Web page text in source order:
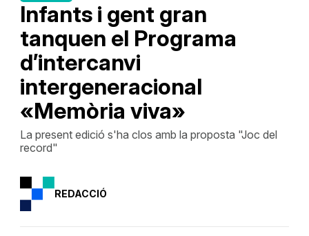
Infants i gent gran
tanquen el Programa
d’intercanvi
intergeneracional
«Memòria viva»
La present edició s'ha clos amb la proposta "Joc del
record"
REDACCIÓ